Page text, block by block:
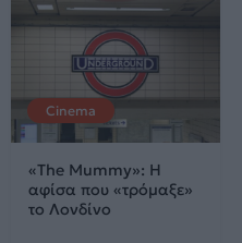
Cinema
«The Mummy»: Η
αφίσα που «τρόμαξε»
το Λονδίνο